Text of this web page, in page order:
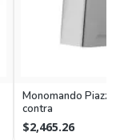
Monomando Piazza
contra
$2,465.26